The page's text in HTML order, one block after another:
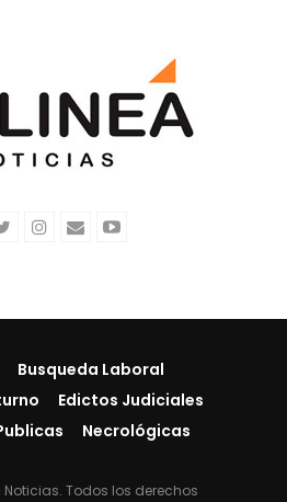
Busqueda Laboral
Edictos Judiciales
Necrológicas
Noticias. Todos los derechos